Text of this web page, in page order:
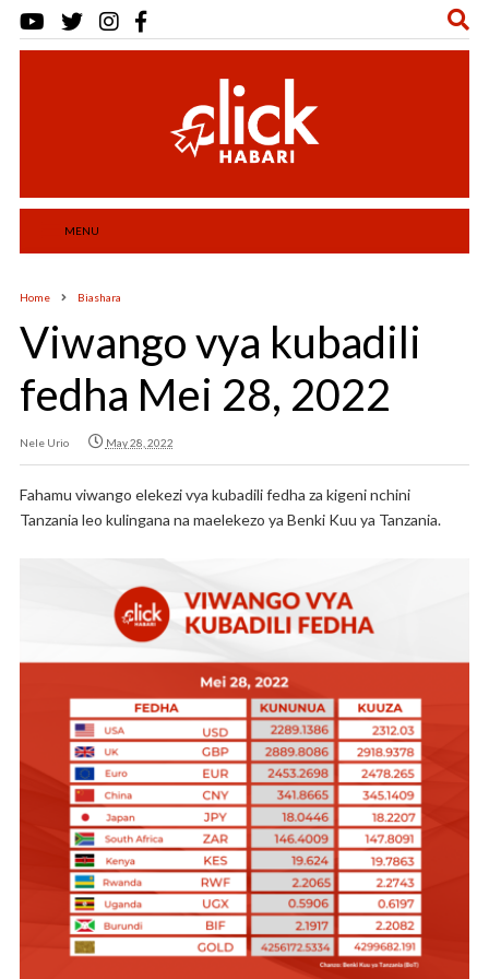
MENU
Home Biashara
Viwango vya kubadili
fedha Mei 28, 2022
Nele Urio May 28, 2022
Fahamu viwango elekezi vya kubadili fedha za kigeni nchini
Tanzania leo kulingana na maelekezo ya Benki Kuu ya Tanzania.